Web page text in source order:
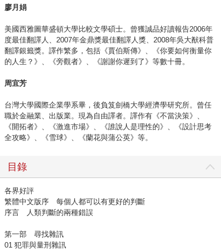
廖月娟
美國西雅圖華盛頓大學比較文學碩士。曾獲誠品好讀報告2006年
度最佳翻譯人、2007年金鼎獎最佳翻譯人獎、2008年吳大猷科普
翻譯銀籤獎。譯作繁多，包括《賈伯斯傳》、《你要如何衡量你
的人生？》、《旁觀者》、《謝謝你遲到了》等數十冊。
周宜芳
台灣大學國際企業學系畢，後負笈劍橋大學經濟學研究所。曾任
職於金融業、出版業。現為自由譯者。譯作有《不當決策》、
《開拓者》、《激進市場》、《誰說人是理性的》、《設計思考
全攻略》、《雪球》、《蘭花與蒲公英》等。
目錄
各界好評
繁體中文版序 每個人都可以有更好的判斷
序言 人類判斷的兩種錯誤
第一部 尋找雜訊
01 犯罪與量刑雜訊